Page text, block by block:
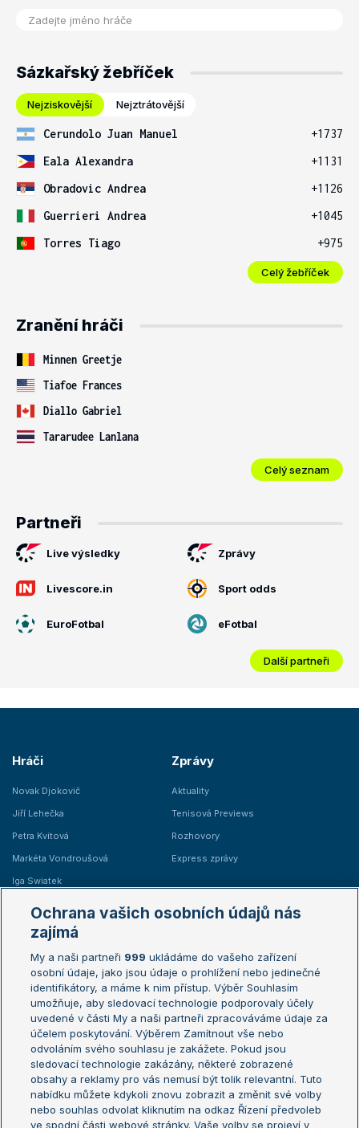
Sázkařský žebříček
Nejziskovější Nejztrátovější
Cerundolo Juan Manuel
+1737
Eala Alexandra
+1131
Obradovic Andrea
+1126
Guerrieri Andrea
+1045
Torres Tiago
+975
Celý žebříček
Zranění hráči
Minnen Greetje
Tiafoe Frances
Diallo Gabriel
Tararudee Lanlana
Celý seznam
Partneři
Live výsledky Zprávy
Livescore.in Sport odds
EuroFotbal eFotbal
Další partneři
Hráči
Novak Djokovič
Jiří Lehečka
Petra Kvitová
Markéta Vondroušová
Iga Swiatek
Zprávy
Aktuality
Tenisová Previews
Rozhovory
Express zprávy
Žebříčky
Žebříček ATP (muži)
Žebříček WTA (ženy)
Sázkařský žebříček
Australian Open
French Open
Wimbledon
US Open
Turnaj mistrů
Turnaj mistryň
Aktualní trendy
Fotbalové přestupy
Ochrana vašich osobních údajů nás
zajímá
My a naši partneři 999 ukládáme do vašeho zařízení
osobní údaje, jako jsou údaje o prohlížení nebo jedinečné
identifikátory, a máme k nim přístup. Výběr Souhlasím
umožňuje, aby sledovací technologie podporovaly účely
uvedené v části My a naši partneři zpracováváme údaje za
účelem poskytování. Výběrem Zamítnout vše nebo
odvoláním svého souhlasu je zakážete. Pokud jsou
sledovací technologie zakázány, některé zobrazené
obsahy a reklamy pro vás nemusí být tolik relevantní. Tuto
nabídku můžete kdykoli znovu zobrazit a změnit své volby
nebo souhlas odvolat kliknutím na odkaz Řízení předvoleb
ve spodní části webové stránky. Vaše volby se projeví v